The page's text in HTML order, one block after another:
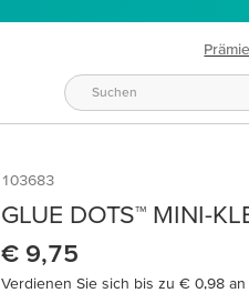
103683
GLUE DOTS™ MINI-
€ 9,75
Verdienen Sie sich bis zu € 0,98